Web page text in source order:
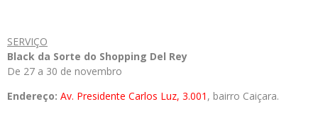
SERVIÇO
Black da Sorte do Shopping Del Rey
De 27 a 30 de novembro
Endereço: Av. Presidente Carlos Luz, 3.001 , bairro Caiçara.